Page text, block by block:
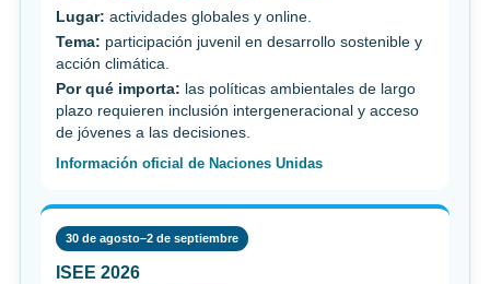
Lugar: actividades globales y online.
Tema: participación juvenil en desarrollo sostenible y
acción climática.
Por qué importa: las políticas ambientales de largo
plazo requieren inclusión intergeneracional y acceso
de jóvenes a las decisiones.
Información oficial de Naciones Unidas
30 de agosto–2 de septiembre
ISEE 2026